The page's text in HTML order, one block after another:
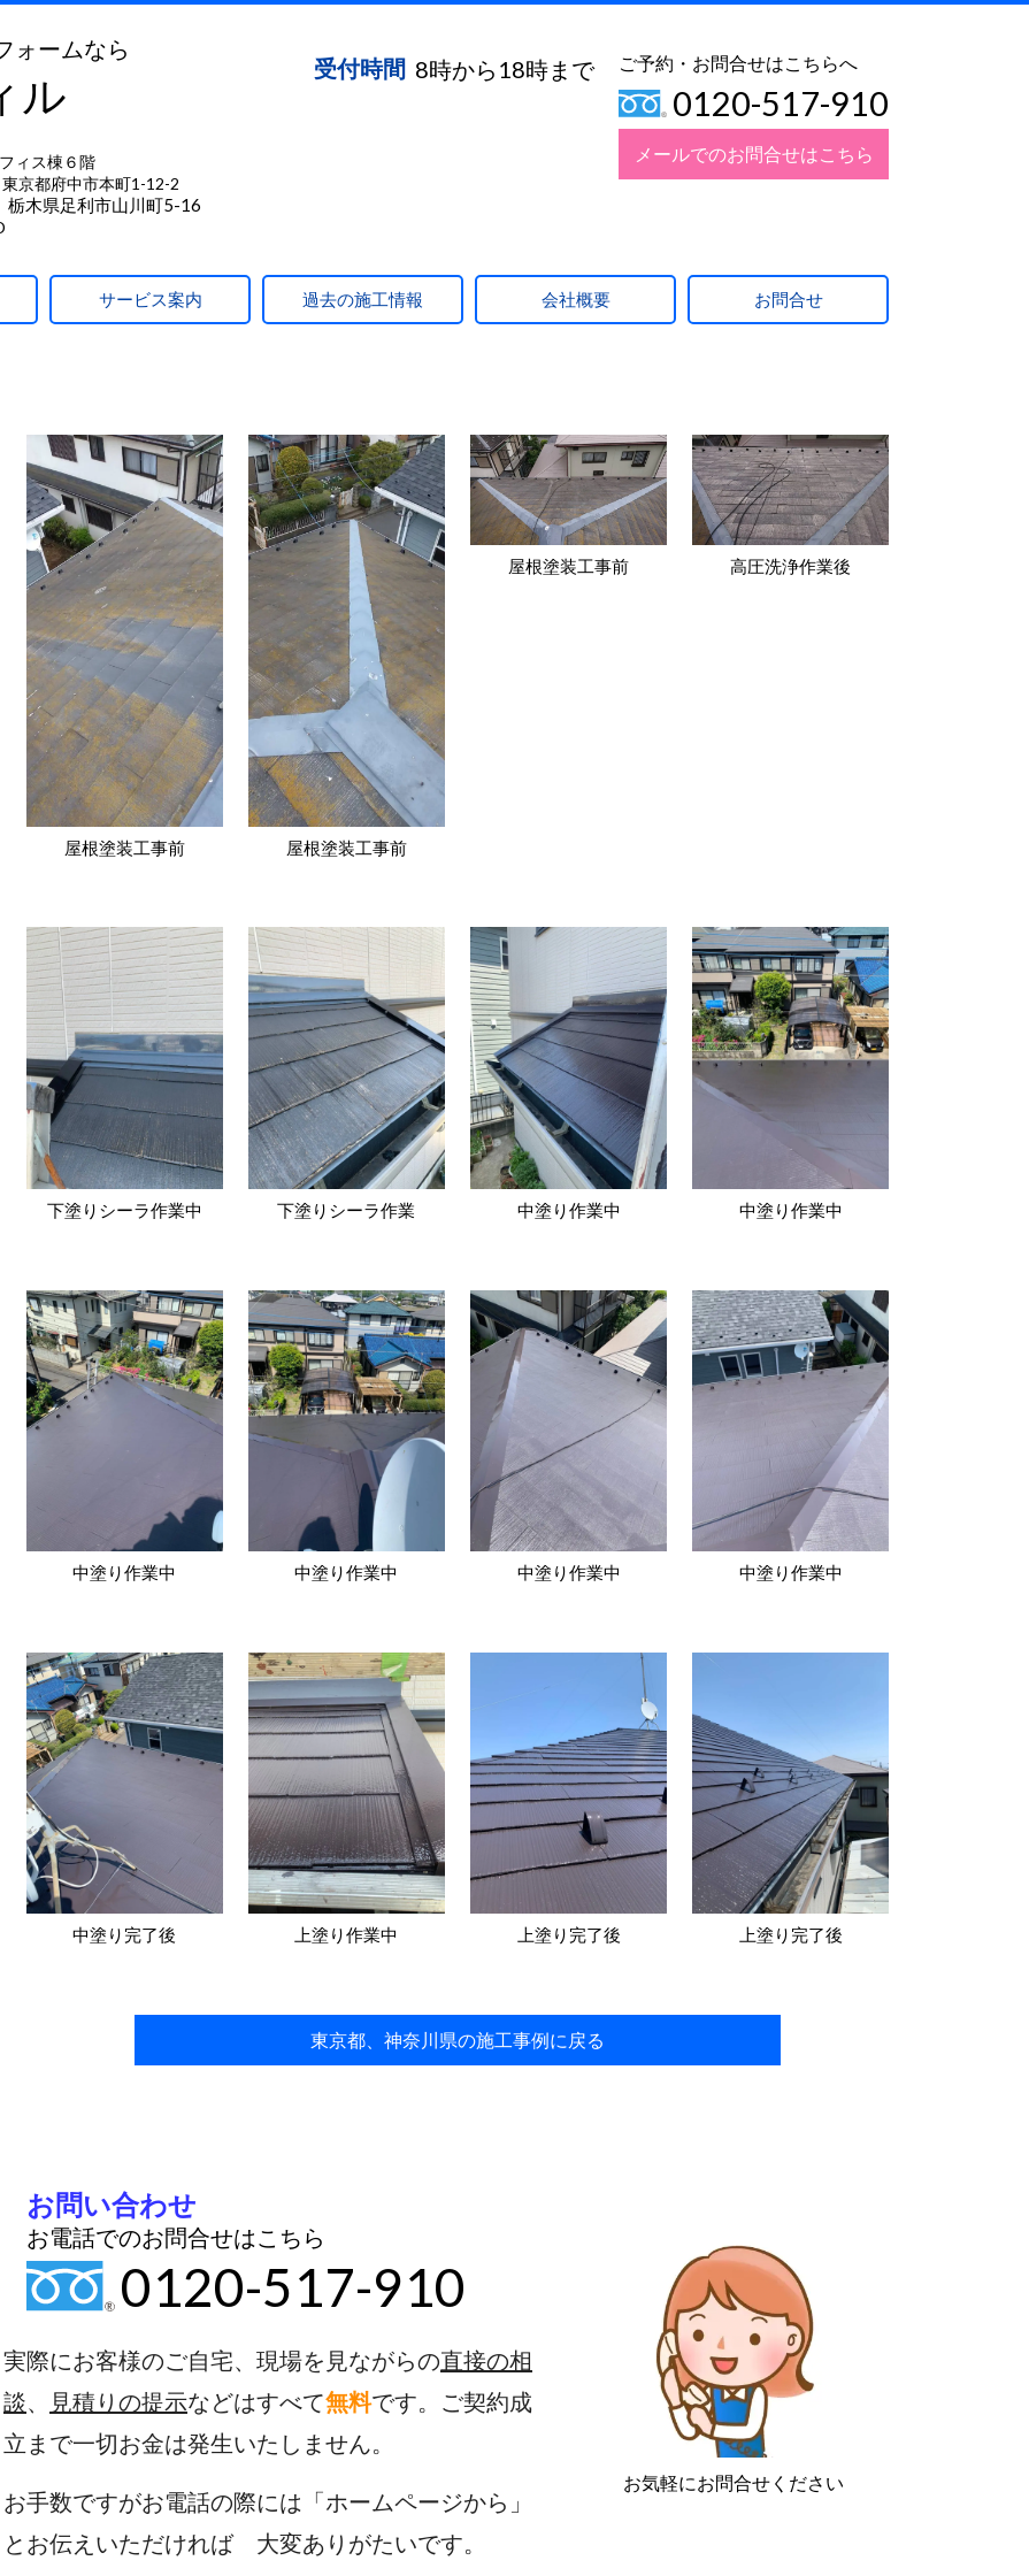
ォームなら
ル
ス棟６階
京都府中市本町1-12-2
栃木県足利市山川町5-16
受付時間 8時から18時まで ご予約・お問合せはこちらへ
0120-517-910
メールでのお問合せはこちら
サービス案内 過去の施工情報 会社概要 お問合せ
屋根塗装工事前 屋根塗装工事前
屋根塗装工事前 高圧洗浄作業後
下塗りシーラ作業中 下塗りシーラ作業 中塗り作業中 中塗り作業中
中塗り作業中 中塗り作業中 中塗り作業中 中塗り作業中
中塗り完了後 上塗り作業中 上塗り完了後 上塗り完了後
東京都、神奈川県の施工事例に戻る
お問い合わせ
お気軽にお問合せください
お電話でのお問合せはこちら
0120-517-910
実際にお客様のご自宅、現場を見ながらの直接の相
談、 見積りの提示などはすべて無料です。ご契約成
立まで一切お金は発生いたしません。
お手数ですがお電話の際には「ホームページから」
とお伝えいただければ 大変ありがたいです。